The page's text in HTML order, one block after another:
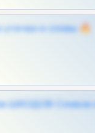
и сливы 🔥
ШКОДОВ Сливов и